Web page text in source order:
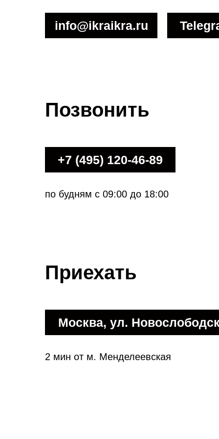
info@ikraikra.ru
Позвонить
+7 (495) 120-46-89
по будням с 09:00 до 18:00
Приехать
Москва, ул.
2 мин от м. Менделеевская